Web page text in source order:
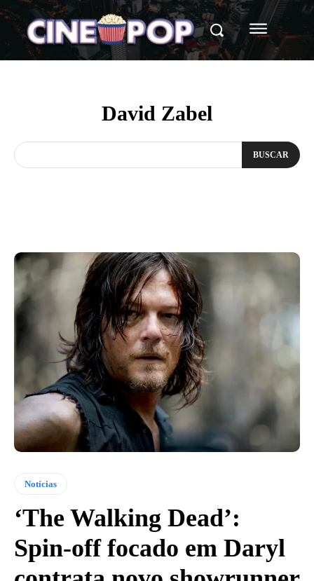
David Zabel
BUSCAR
Notícias
‘The Walking Dead’:
Spin-off focado em Daryl